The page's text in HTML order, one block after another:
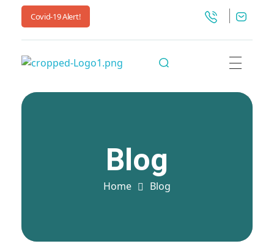
Covid-19 Alert!
Home Blog
Blog